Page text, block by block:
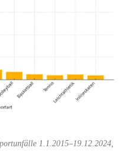
1.1.2015–19.12.2024,